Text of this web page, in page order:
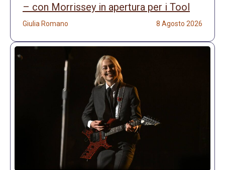
– con Morrissey in apertura per i Tool
Giulia Romano 8 Agosto 2026